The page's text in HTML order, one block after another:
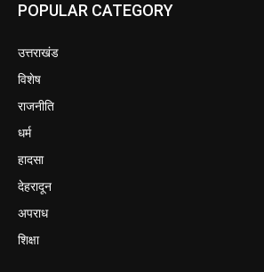
POPULAR CATEGORY
उत्तराखंड
विशेष
राजनीति
धर्म
हादसा
देहरादून
अपराध
शिक्षा